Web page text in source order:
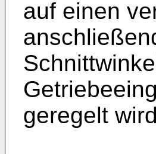
auf einen
geregelt